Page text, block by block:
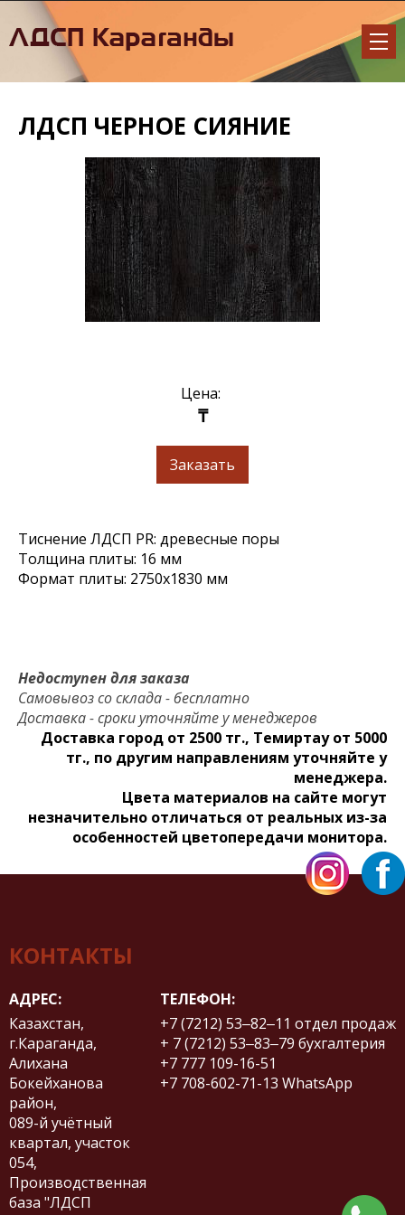
ЛДСП ЧЕРНОЕ СИЯНИЕ
Цена:
₸
Заказать
Тиснение ЛДСП PR: древесные поры
Толщина плиты: 16 мм
Формат плиты: 2750x1830 мм
Недоступен для заказа
Самовывоз со склада - бесплатно
Доставка - сроки уточняйте у менеджеров
Доставка город от 2500 тг., Темиртау от 5000
тг., по другим направлениям уточняйте у
менеджера.
Цвета материалов на сайте могут
незначительно отличаться от реальных из-за
особенностей цветопередачи монитора.
КОНТАКТЫ
АДРЕС:
Казахстан,
г.Караганда,
Алихана
Бокейханова
район,
​089-й учётный
квартал, участок
054,
Производственная
база "ЛДСП
ТЕЛЕФОН:
+7 (7212) 53‒82‒11 отдел продаж
+ 7 (7212) 53‒83‒79 бухгалтерия
+7 777 109-16-51
+7 708-602-71-13 WhatsApp